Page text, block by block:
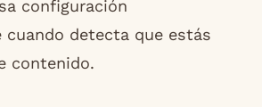
configuración
detecta que estás
contenido.